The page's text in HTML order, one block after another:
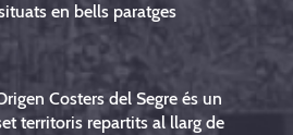
en bells paratges
Costers del Segre és un
territoris repartits al llarg de